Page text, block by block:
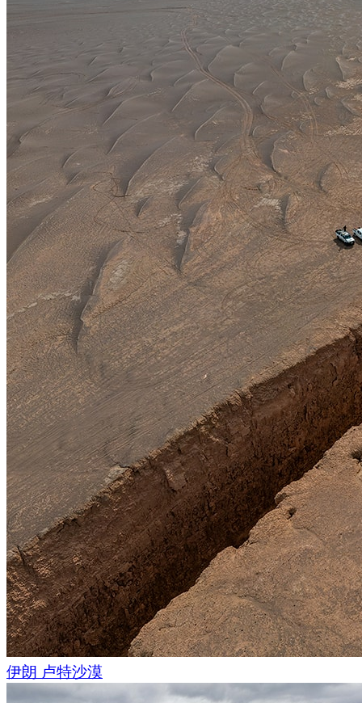
冬季，大自然陷入了沉睡，但它仍然展现着各种各样的美丽。
结，树木在雪的重压下弯曲;。这些风景像是从童话故事中跳
常美丽。AirPano 团队希望向您展示普利特维采湖泊华丽而优
由Sergey Shandin和 Stas Sedov.拍摄
伊朗 卢特沙漠